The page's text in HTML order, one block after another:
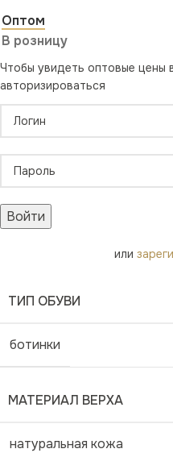
Оптом
В розницу
Чтобы увидеть оптовые цены
авторизироваться
Войти
или
ТИП ОБУВИ
ботинки
МАТЕРИАЛ ВЕРХА
натуральная кожа